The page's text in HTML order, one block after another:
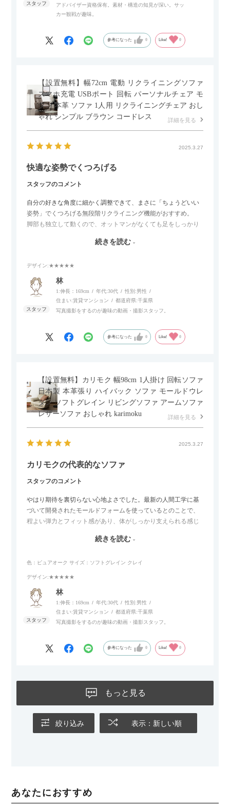
また、扉は横方向へのスライド式となっているので開閉時のス
ペースを最小限に抑えられ、省スペースでご利用いただけるの
アドバイザー資格保有。素材・構造の知見が深い。サッ
カー観戦が趣味。
参考になった 0 Like! 0
【設置無料】幅72cm 電動 リクライニングソファ
スマホ充電 USBポート 回転 パーソナルチェア モ
ダン 本革 ソファ 1人用 リクライニングチェア おし
ゃれ シンプル ブラウン コードレス
詳細を見る
2025.3.27
快適な姿勢でくつろげる
スタッフのコメント
自分の好きな角度に細かく調整できて、まさに「ちょうどいい
姿勢」でくつろげる無段階リクライニング機能がおすすめ。
脚部も独立して動くので、オットマンがなくても足をしっかり
スマホやタブレットを充電しながらリラックスできるのが嬉し
個人的にはコードレス＆充電式なので、コンセントの場所を気
にせず、好きな場所に置けるのが画期的に感じました。
続きを読む
デザイン:★★★★★
林
1:伸長：169cm 年代:30代 性別:男性
住まい:賃貸マンション 都道府県:千葉県
写真撮影をするのが趣味の動画・撮影スタッフ。
参考になった 0 Like! 0
【設置無料】カリモク 幅98cm 1人掛け 回転ソファ
日本製 本革張り ハイバック ソファ モールドウレ
タン ソフトグレイン リビングソファ アームソファ
レザーソファ おしゃれ karimoku
詳細を見る
2025.3.27
カリモクの代表的なソファ
スタッフのコメント
やはり期待を裏切らない心地よさでした。最新の人間工学に基
づいて開発されたモールドフォームを使っているとのことで、
程よい弾力とフィット感があり、体がしっかり支えられる感じ
リラックスタイムによさそうでした。回転タイプなので、個人
す。
続きを読む
色：ピュアオーク サイズ：ソフトグレイン クレイ
デザイン:★★★★★
林
1:伸長：169cm 年代:30代 性別:男性
住まい:賃貸マンション 都道府県:千葉県
写真撮影をするのが趣味の動画・撮影スタッフ。
参考になった 0 Like! 0
もっと見る
絞り込み 表示：新しい順
あなたにおすすめ